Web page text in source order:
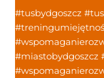
#tusbydgoszcz #tus
#miastobydgoszcz